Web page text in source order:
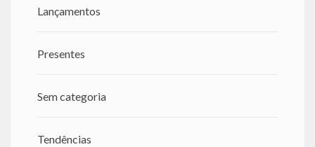
Lançamentos
Presentes
Sem categoria
Tendências